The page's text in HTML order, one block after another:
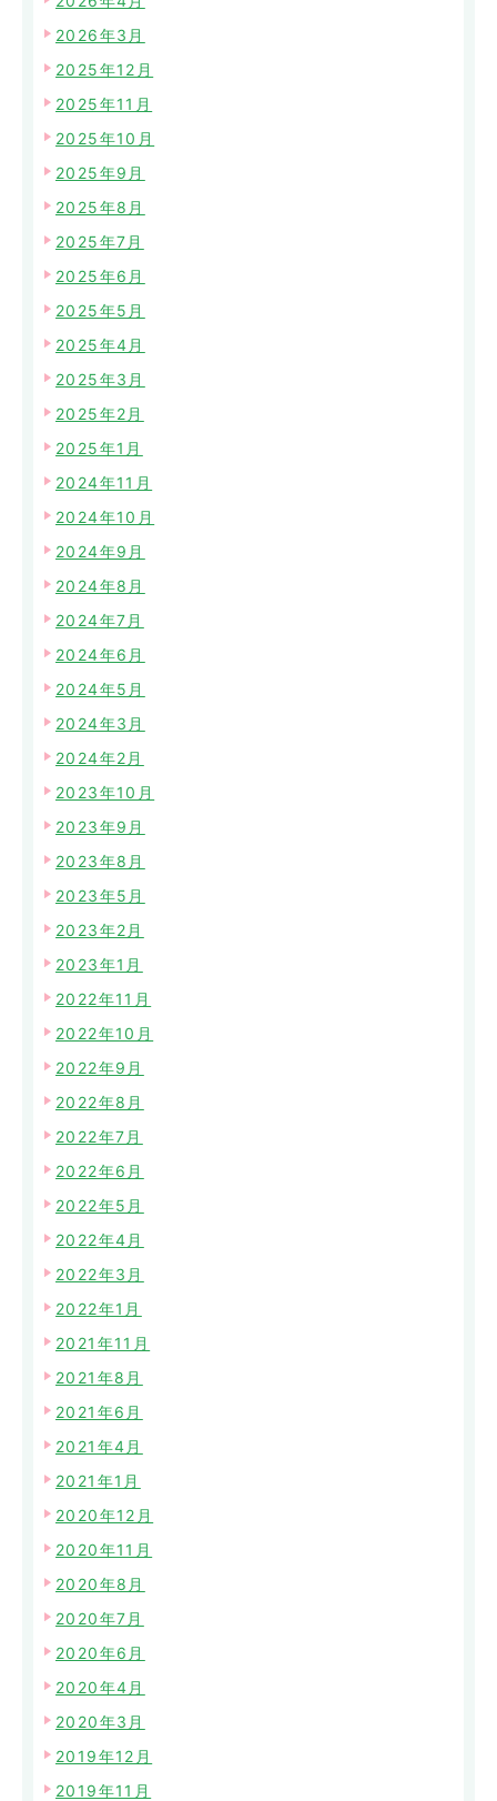
2026年3月
2025年12月
2025年11月
2025年10月
2025年9月
2025年8月
2025年7月
2025年6月
2025年5月
2025年4月
2025年3月
2025年2月
2025年1月
2024年11月
2024年10月
2024年9月
2024年8月
2024年7月
2024年6月
2024年5月
2024年3月
2024年2月
2023年10月
2023年9月
2023年8月
2023年5月
2023年2月
2023年1月
2022年11月
2022年10月
2022年9月
2022年8月
2022年7月
2022年6月
2022年5月
2022年4月
2022年3月
2022年1月
2021年11月
2021年8月
2021年6月
2021年4月
2021年1月
2020年12月
2020年11月
2020年8月
2020年7月
2020年6月
2020年4月
2020年3月
2019年12月
2019年11月